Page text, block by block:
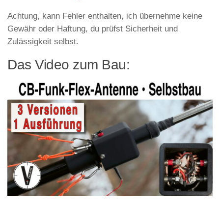
Achtung, kann Fehler enthalten, ich übernehme keine
Gewähr oder Haftung, du prüfst Sicherheit und
Zulässigkeit selbst.
Das Video zum Bau: